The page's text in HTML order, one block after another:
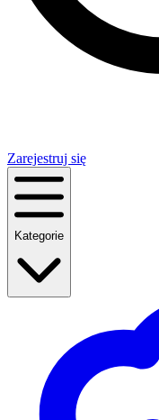
Zarejestruj się
Kategorie